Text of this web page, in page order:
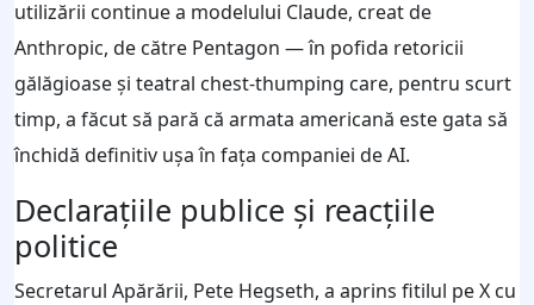
utilizării continue a modelului Claude, creat de
Anthropic, de către Pentagon — în pofida retoricii
gălăgioase și teatral chest‑thumping care, pentru scurt
timp, a făcut să pară că armata americană este gata să
închidă definitiv ușa în fața companiei de AI.
Declarațiile publice și reacțiile
politice
Secretarul Apărării, Pete Hegseth, a aprins fitilul pe X cu